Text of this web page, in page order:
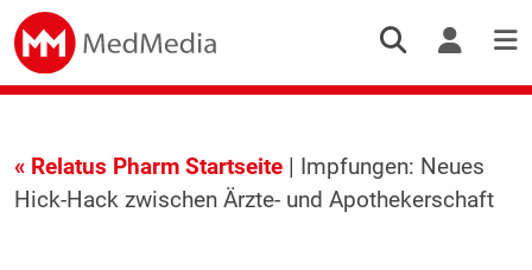
« Relatus Pharm Startseite| Impfungen: Neues
Hick-Hack zwischen Ärzte- und Apothekerschaft